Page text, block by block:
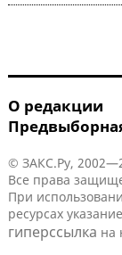
О редакции
© ЗАКС.Ру,
Все права
При
ресурсах
гиперссылка на